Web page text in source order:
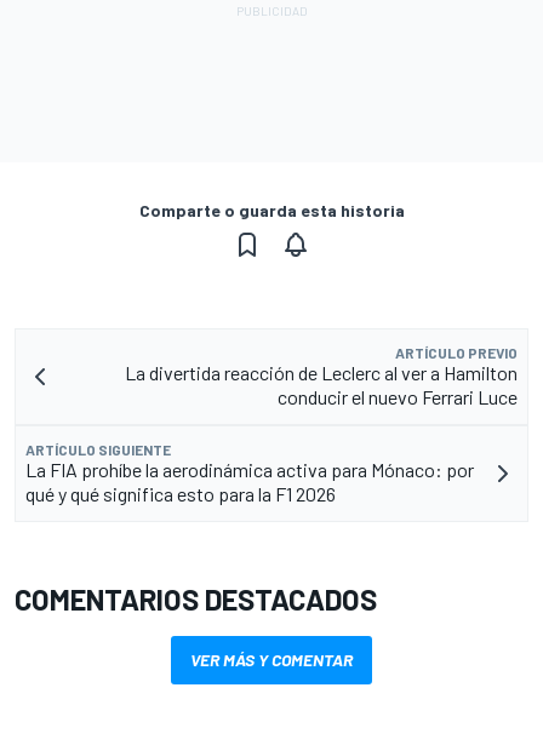
Comparte o guarda esta historia
ARTÍCULO PREVIO
La divertida reacción de Leclerc al ver a Hamilton
conducir el nuevo Ferrari Luce
ARTÍCULO SIGUIENTE
La FIA prohíbe la aerodinámica activa para Mónaco: por
qué y qué significa esto para la F1 2026
COMENTARIOS DESTACADOS
VER MÁS Y COMENTAR